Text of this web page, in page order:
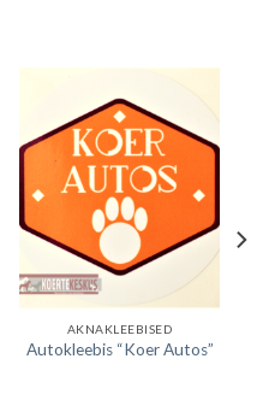
AKNAKLEEBISED
Autokleebis “Koer Autos”